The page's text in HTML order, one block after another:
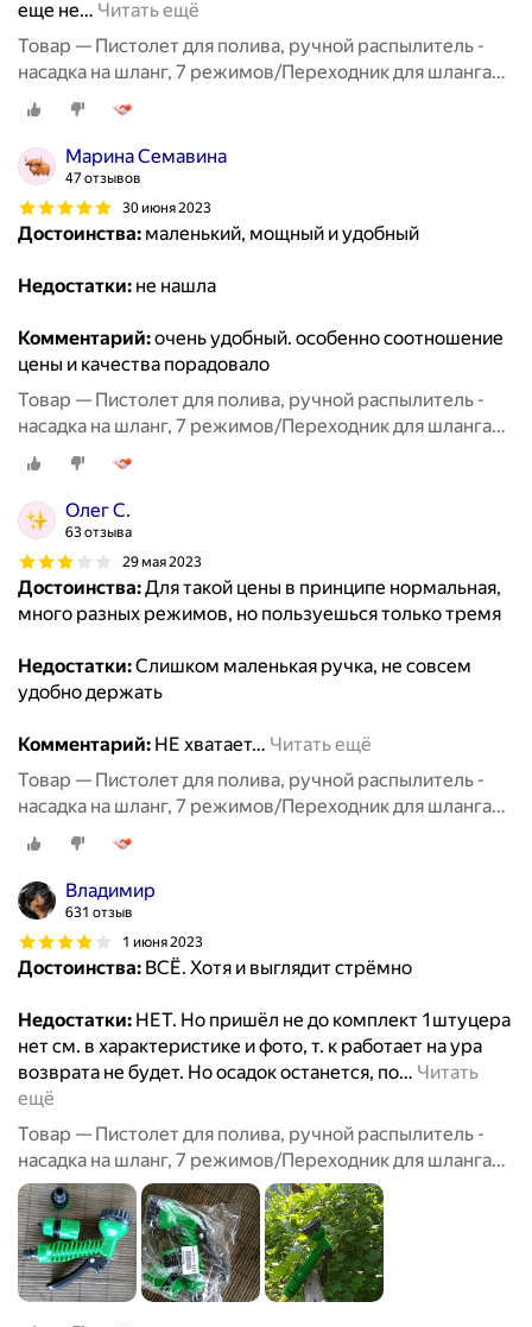
еще не… Читать ещё
Товар — Пистолет для полива, ручной распылитель -
насадка на шланг, 7 режимов/Переходник для шланга
3шт/Полив и орошение сада
Марина Семавина
47 отзывов
30 июня 2023
Достоинства: маленький, мощный и удобный
Недостатки: не нашла
Комментарий:очень удобный. особенно соотношение
цены и качества порадовало
Товар — Пистолет для полива, ручной распылитель -
насадка на шланг, 7 режимов/Переходник для шланга
3шт/Полив и орошение сада
Олег С.
63 отзыва
29 мая 2023
Достоинства:Для такой цены в принципе нормальная,
много разных режимов, но пользуешься только тремя
Недостатки:Слишком маленькая ручка, не совсем
удобно держать
Комментарий: НЕ хватает… Читать ещё
Товар — Пистолет для полива, ручной распылитель -
насадка на шланг, 7 режимов/Переходник для шланга
3шт/Полив и орошение сада
Владимир
631 отзыв
1 июня 2023
Достоинства: ВСЁ. Хотя и выглядит стрёмно
Недостатки: НЕТ. Но пришёл не до комплект 1штуцера
нет см. в характеристике и фото, т. к работает на ура
возврата не будет. Но осадок останется, по… Читать
ещё
Товар — Пистолет для полива, ручной распылитель -
насадка на шланг, 7 режимов/Переходник для шланга
3шт/Полив и орошение сада